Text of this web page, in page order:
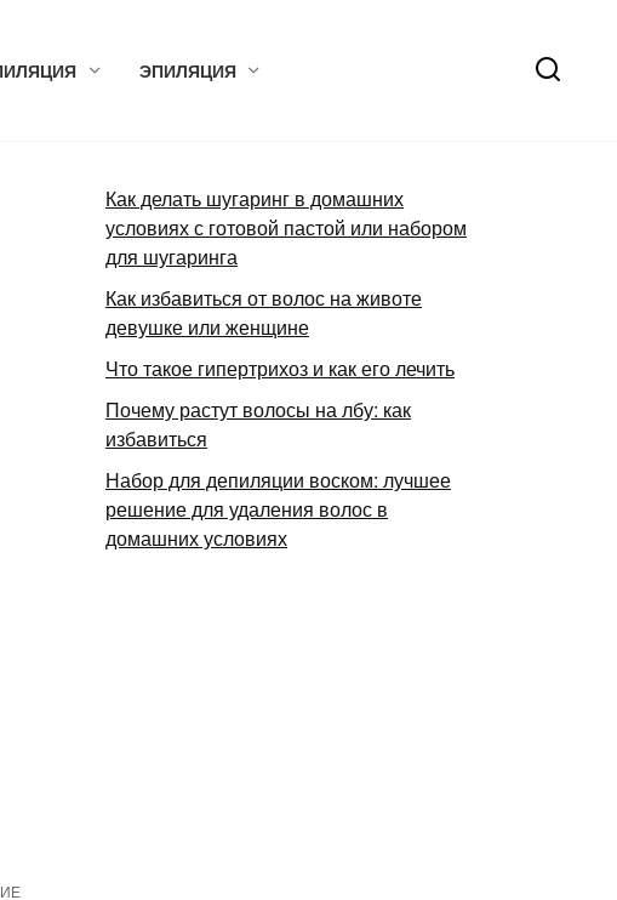
ЭПИЛЯЦИЯ
Как делать шугаринг в домашних
условиях с готовой пастой или набором
для шугаринга
Как избавиться от волос на животе
девушке или женщине
Что такое гипертрихоз и как его лечить
Почему растут волосы на лбу: как
избавиться
Набор для депиляции воском: лучшее
решение для удаления волос в
домашних условиях